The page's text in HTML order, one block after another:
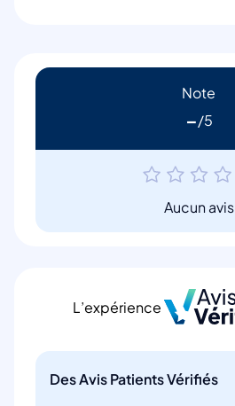
Note
-
Aucun avis
L’expérience
Des Avis Patients Vérifiés